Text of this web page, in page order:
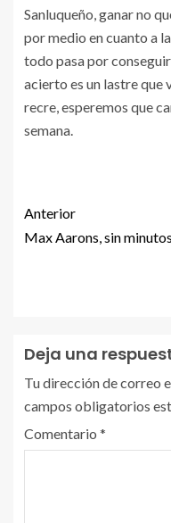
Sanluqueño, ganar no
por medio en cuanto a
todo pasa por
acierto es un lastre que
recre, esperemos que
semana.
Anterior
Max Aarons, sin minutos
Deja una
Tu dirección de correo
campos obligatorios
Comentario *